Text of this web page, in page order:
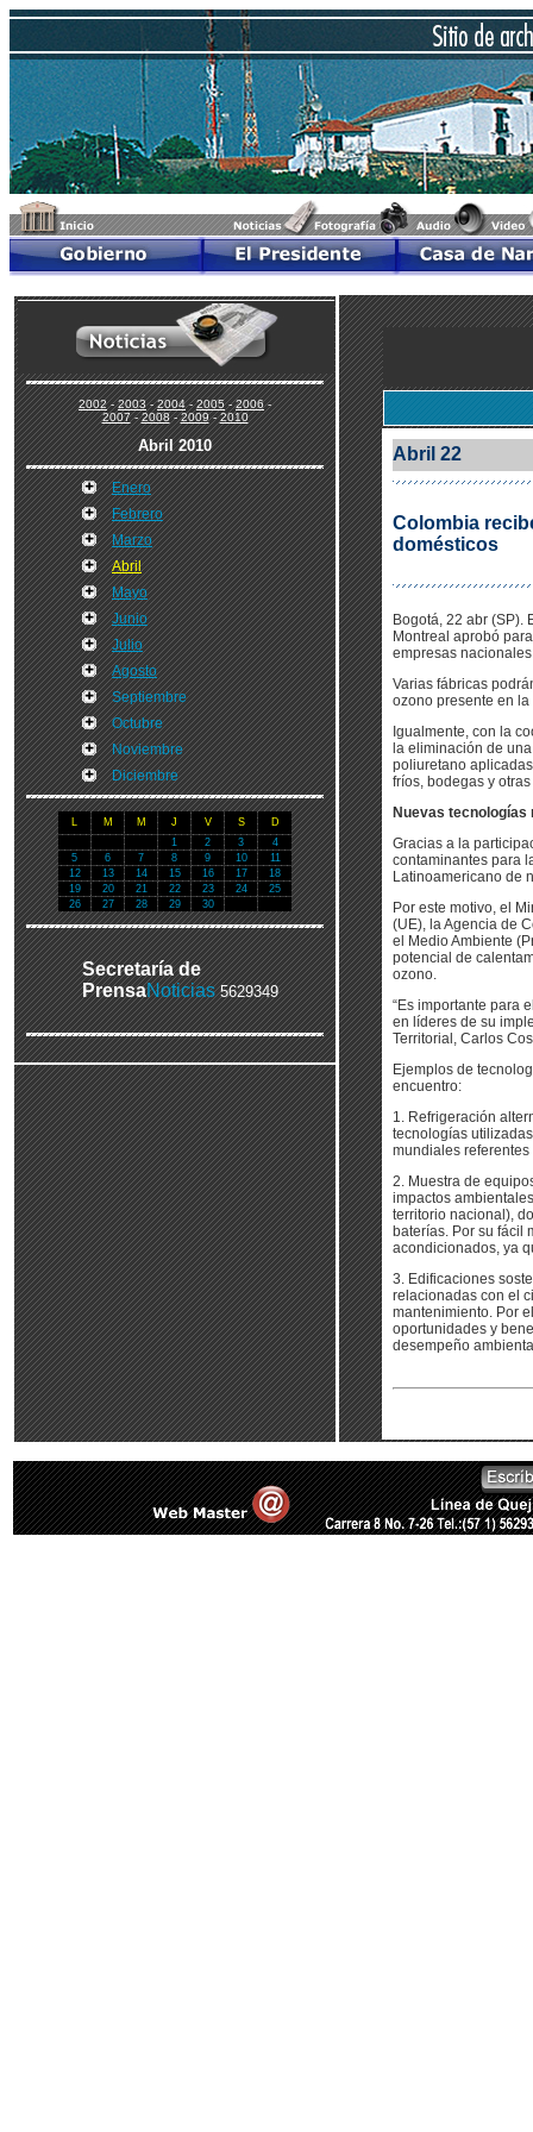
2002-2003-2004-2005-2006-
2007-2008-2009-2010
Abril 2010
Enero
Febrero
Marzo
Abril
Mayo
Junio
Julio
Agosto
Septiembre
Octubre
Noviembre
Diciembre
L M M J V S
D
1
2 3
4
5
6 7 8 9 10
11
12
13 14 15 16 17
18
19
20 21 22 23 24
25
26
27 28 29 30
Secretaría de
PrensaNoticias 5629349
Abril 22
Colombia
domésticos
Bogotá, 22 abr (SP).
Montreal aprobó
empresas
Varias fábricas
ozono presente en
Igualmente, con la
la eliminación de
poliuretano
fríos, bodegas y
Nuevas tecnologías
Gracias a la
contaminantes para
Latinoamericano de
Por este motivo, el
(UE), la Agencia de
el Medio Ambiente
potencial de
ozono.
“Es importante para
en líderes de su
Territorial, Carlos
Ejemplos de
encuentro:
1. Refrigeración
tecnologías
mundiales
2. Muestra de
impactos
territorio nacional),
baterías. Por su fácil
acondicionados, ya
3. Edificaciones
relacionadas con el
mantenimiento. Por
oportunidades y
desempeño